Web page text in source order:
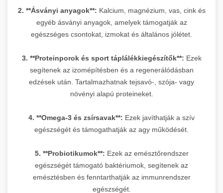
2. **Ásványi anyagok**: Kalcium, magnézium, vas, cink és
egyéb ásványi anyagok, amelyek támogatják az
egészséges csontokat, izmokat és általános jólétet.
3. **Proteinporok és sport táplálékkiegészítők**: Ezek
segítenek az izomépítésben és a regenerálódásban
edzések után. Tartalmazhatnak tejsavó-, szója- vagy
növényi alapú proteineket.
4. **Omega-3 és zsírsavak**: Ezek javíthatják a szív
egészségét és támogathatják az agy működését.
5. **Probiotikumok**: Ezek az emésztőrendszer
egészségét támogató baktériumok, segítenek az
emésztésben és fenntarthatják az immunrendszer
egészségét.